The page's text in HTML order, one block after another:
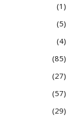
1
5
4
85
27
57
29